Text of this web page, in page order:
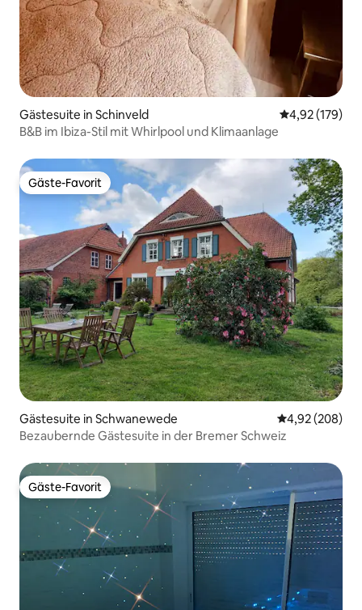
Gästesuite in Schinveld
4,92 (179)
B&B im Ibiza-Stil mit Whirlpool und Klimaanlage
Gäste-Favorit
Gäste-Favorit
Gästesuite in Schwanewede
4,92 (208)
Bezaubernde Gästesuite in der Bremer Schweiz
Gäste-Favorit
Gäste-Favorit